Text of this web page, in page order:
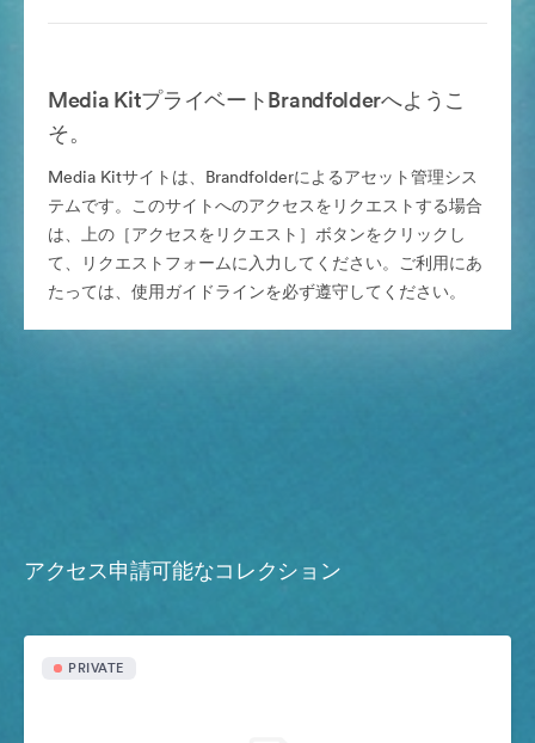
Media KitプライベートBrandfolderへようこ
そ。
Media Kitサイトは、Brandfolderによるアセット管理シス
テムです。このサイトへのアクセスをリクエストする場合
は、上の［アクセスをリクエスト］ボタンをクリックし
て、リクエストフォームに入力してください。ご利用にあ
たっては、使用ガイドラインを必ず遵守してください。
アクセス申請可能なコレクション
PRIVATE